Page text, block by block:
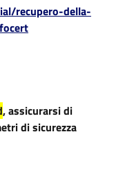
recupero-della-
, assicurarsi di
di sicurezza